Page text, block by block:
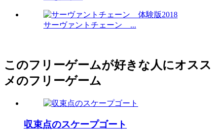
サーヴァントチェーン ...
このフリーゲームが好きな人にオスス
メのフリーゲーム
収束点のスケープゴート